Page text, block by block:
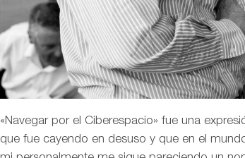
«Navegar por el Ciberespacio» fue una
que fue cayendo en desuso y que en el